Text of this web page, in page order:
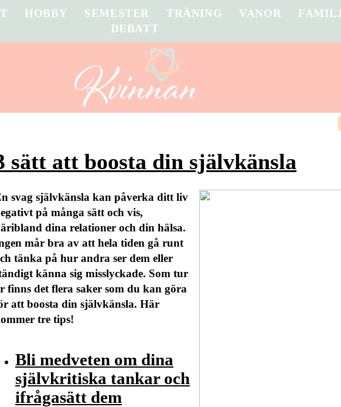
HOBBY SEMESTER TRÄNING VANOR
DEBATT
sätt att boosta din självkänsla
svag självkänsla kan påverka ditt liv
på många sätt och vis,
dina relationer och din hälsa.
mår bra av att hela tiden gå runt
tänka på hur andra ser dem eller
känna sig misslyckade. Som tur
finns det flera saker som du kan göra
att boosta din självkänsla. Här
tre tips!
Bli medveten om dina
självkritiska tankar och
ifrågasätt dem